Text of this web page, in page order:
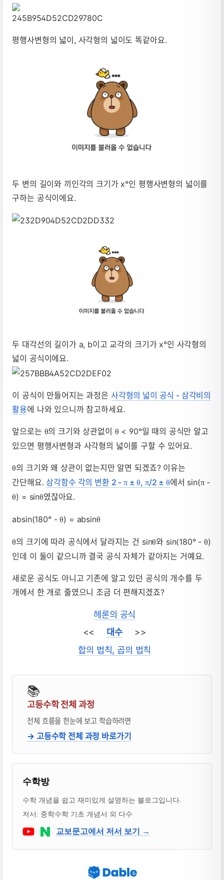
평행사변형의 넓이, 사각형의 넓이도 똑같아요.
두 변의 길이와 끼인각의 크기가 x°인 평행사변형의 넓이를
구하는 공식이에요.
두 대각선의 길이가 a, b이고 교각의 크기가 x°인 사각형의
넓이 공식이에요.
이 공식이 만들어지는 과정은 사각형의 넓이 공식 - 삼각비의
활용에 나와 있으니까 참고하세요.
앞으로는 θ의 크기와 상관없이 θ < 90°일 때의 공식만 알고
있으면 평행사변형과 사각형의 넓이를 구할 수 있어요.
θ의 크기와 왜 상관이 없는지만 알면 되겠죠? 이유는
간단해요. 삼각함수 각의 변환 2 -π±θ, π/2 ± θ에서 sin(π-
θ) = sinθ였잖아요.
absin(180° -θ) = absinθ
θ의 크기에 따라 공식에서 달라지는 건 sinθ와 sin(180° -θ)
인데 이 둘이 같으니까 결국 공식 자체가 같아지는 거예요.
새로운 공식도 아니고 기존에 알고 있던 공식의 개수를 두
개에서 한 개로 줄였으니 조금 더 편해지겠죠?
헤론의 공식
<< 대수 >>
합의 법칙, 곱의 법칙
📚
고등수학 전체 과정
전체 흐름을 한눈에 보고 학습하려면
→ 고등수학 전체 과정 바로가기
블로거 & 출판 교재 소개
수학방
수학 개념을 쉽고 재미있게 설명하는 블로그입니다.
저서: 중학수학 기초 개념서 외 다수
Youtube네이버 블로그
교보문고에서 저서 보기 →